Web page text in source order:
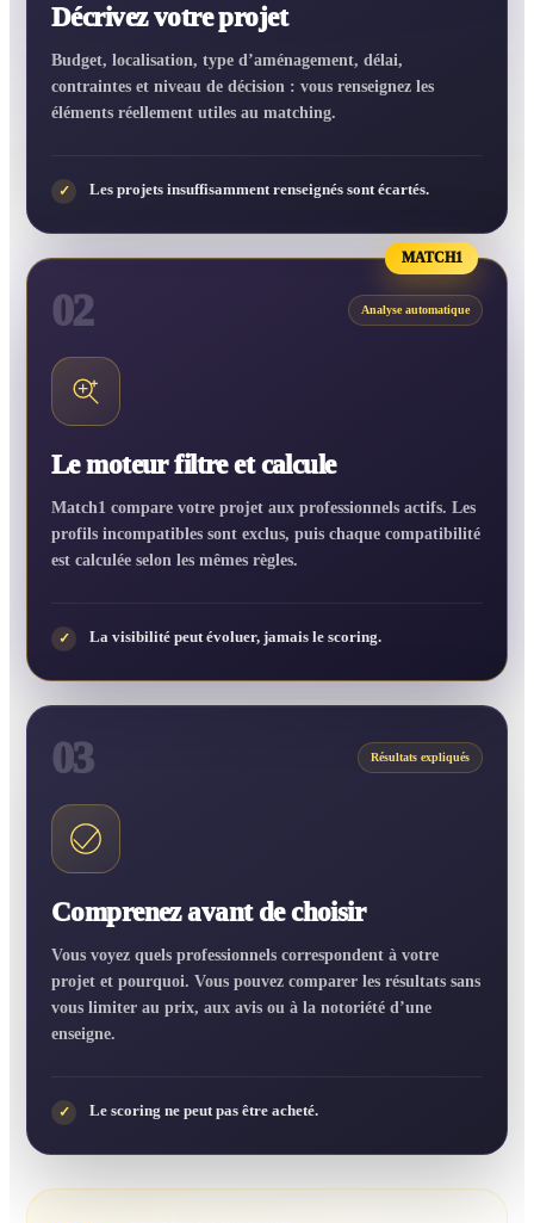
Décrivez votre projet
Budget, localisation, type d’aménagement, délai,
contraintes et niveau de décision : vous renseignez les
éléments réellement utiles au matching.
✓ Les projets insuffisamment renseignés sont écartés.
MATCH1
02 Analyse automatique
Le moteur filtre et calcule
Match1 compare votre projet aux professionnels actifs. Les
profils incompatibles sont exclus, puis chaque compatibilité
est calculée selon les mêmes règles.
✓ La visibilité peut évoluer, jamais le scoring.
03 Résultats expliqués
Comprenez avant de choisir
Vous voyez quels professionnels correspondent à votre
projet et pourquoi. Vous pouvez comparer les résultats sans
vous limiter au prix, aux avis ou à la notoriété d’une
enseigne.
✓ Le scoring ne peut pas être acheté.